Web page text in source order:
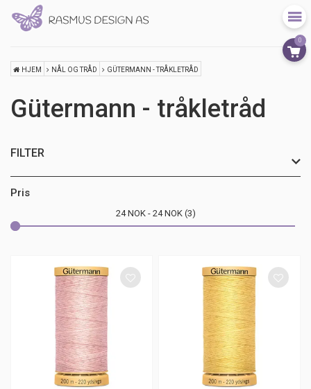
0
HJEM NÅL OG TRÅD GÜTERMANN - TRÅKLETRÅD
Gütermann - tråkletråd
FILTER
Pris
24 NOK 24 NOK 3